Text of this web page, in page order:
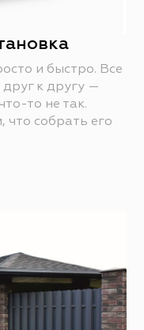
и быстро. Все
к другу —
то не так.
что собрать его